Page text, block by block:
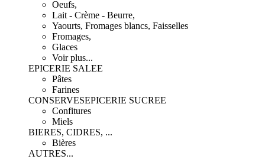
Oeufs,
Lait - Crème - Beurre,
Yaourts, Fromages blancs, Faisselles
Fromages,
Glaces
Voir plus...
EPICERIE SALEE
Pâtes
Farines
CONSERVESEPICERIE SUCREE
Confitures
Miels
BIERES, CIDRES, ...
Bières
AUTRES...